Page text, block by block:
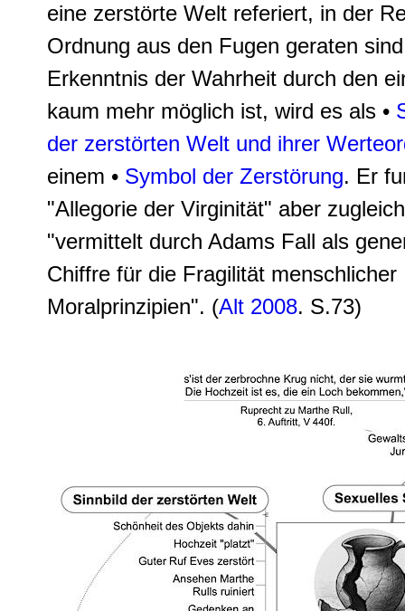
eine zerstörte Welt referiert, in der
Ordnung aus den Fugen geraten
Erkenntnis der Wahrheit durch den
kaum mehr möglich ist, wird es als •
der zerstörten Welt und ihrer
einem • Symbol der Zerstörung. Er
"Allegorie der Virginität" aber
"vermittelt durch Adams Fall als
Chiffre für die Fragilität menschlicher
Moralprinzipien". (Alt 2008. S.73)